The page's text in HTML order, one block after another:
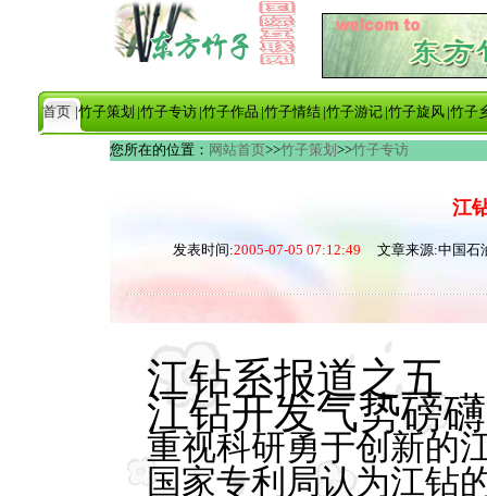
首页 |竹子策划 |竹子专访 |竹子作品 |竹子情结 |竹子游记 |竹子旋风 |竹子
您所在的位置： 网站首页>>竹子策划 >>竹子专访
江
发表时间:2005-07-05 07:12:49 文章来源:中国
江钻系报道之五
江钻开发气势磅礴
重视科研勇于创新的
国家专利局认为江钻